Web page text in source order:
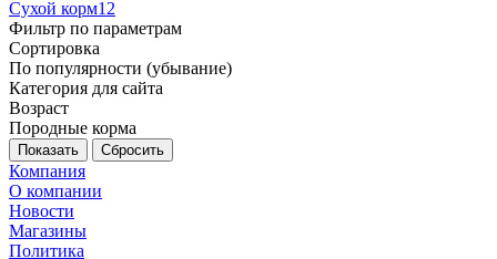
Cухой корм12
Фильтр по параметрам
Сортировка
По популярности (убывание)
Категория для сайта
Возраст
Породные корма
Сбросить
Компания
О компании
Новости
Магазины
Политика